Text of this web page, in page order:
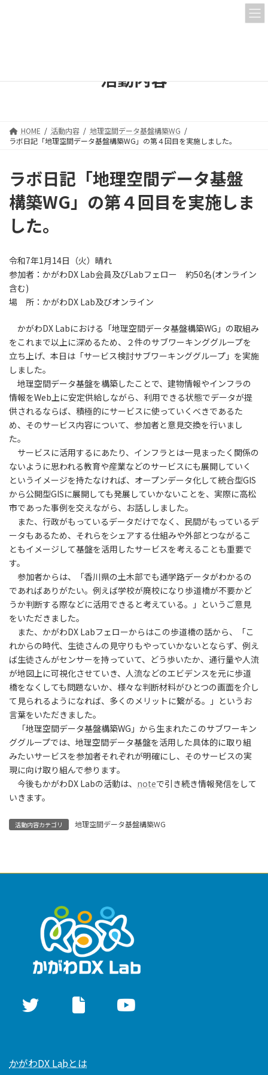
活動内容
HOME 活動内容
地理空間データ基盤構築WG
ラボ日記「地理空間データ基盤構築WG」の第４回目を実施しました。
ラボ日記「地理空間データ基盤
構築WG」の第４回目を実施しま
した。
令和7年1月14日（火）晴れ
参加者：かがわDX Lab会員及びLabフェロー 約50名(オンライン
含む)
場 所：かがわDX Lab及びオンライン
かがわDX Labにおける「地理空間データ基盤構築WG」の取組み
をこれまで以上に深めるため、２件のサブワーキンググループを
立ち上げ、本日は「サービス検討サブワーキンググループ」を実施
しました。
地理空間データ基盤を構築したことで、建物情報やインフラの
情報をWeb上に安定供給しながら、利用できる状態でデータが提
供されるならば、積極的にサービスに使っていくべきであるた
め、そのサービス内容について、参加者と意見交換を行いまし
た。
サービスに活用するにあたり、インフラとは一見まったく関係の
ないように思われる教育や産業などのサービスにも展開していく
というイメージを持たなければ、オープンデータ化して統合型GIS
から公開型GISに展開しても発展していかないことを、実際に高松
市であった事例を交えながら、お話ししました。
また、行政がもっているデータだけでなく、民間がもっているデ
ータもあるため、それらをシェアする仕組みや外部とつながるこ
ともイメージして基盤を活用したサービスを考えることも重要で
す。
参加者からは、「香川県の土木部でも通学路データがわかるの
であればありがたい。例えば学校が廃校になり歩道橋が不要かど
うか判断する際などに活用できると考えている。」というご意見
をいただきました。
また、かがわDX Labフェローからはこの歩道橋の話から、「こ
れからの時代、生徒さんの見守りもやっていかないとならず、例え
ば生徒さんがセンサーを持っていて、どう歩いたか、通行量や人流
が地図上に可視化させていき、人流などのエビデンスを元に歩道
橋をなくしても問題ないか、様々な判断材料がひとつの画面を介し
て見られるようになれば、多くのメリットに繋がる。」というお
言葉をいただきました。
「地理空間データ基盤構築WG」から生まれたこのサブワーキン
ググループでは、地理空間データ基盤を活用した具体的に取り組
みたいサービスを参加者それぞれが明確にし、そのサービスの実
現に向け取り組んで参ります。
今後もかがわDX Labの活動は、 noteで引き続き情報発信をして
いきます。
活動内容カテゴリ 地理空間データ基盤構築WG
かがわDX Labとは